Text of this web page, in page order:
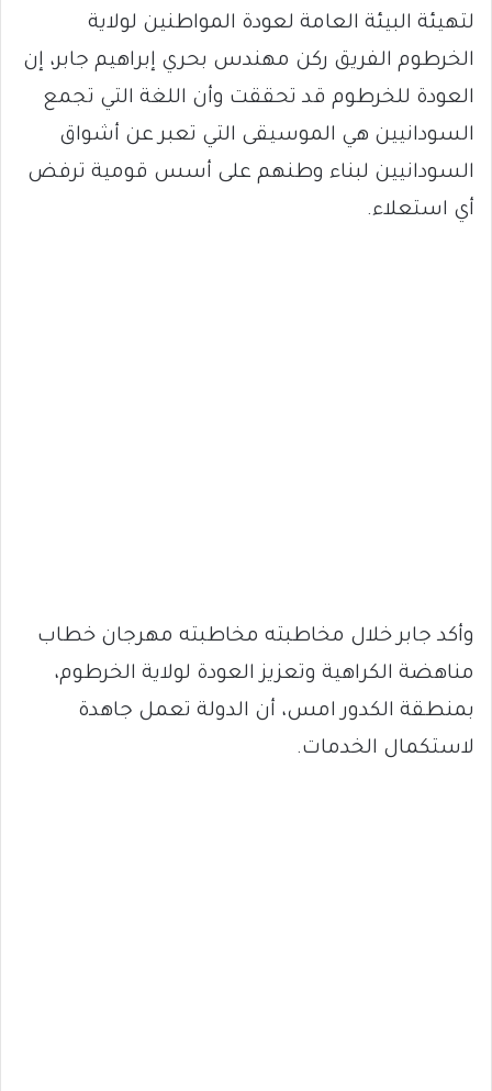
لتهيئة البيئة العامة لعودة المواطنين لولاية
الخرطوم الفريق ركن مهندس بحري إبراهيم جابر، إن
العودة للخرطوم قد تحققت وأن اللغة التي تجمع
السودانيين هي الموسيقى التي تعبر عن أشواق
السودانيين لبناء وطنهم على أسس قومية ترفض
أي استعلاء.
وأكد جابر خلال مخاطبته مخاطبته مهرجان خطاب
مناهضة الكراهية وتعزيز العودة لولاية الخرطوم،
بمنطقة الكدور امس، أن الدولة تعمل جاهدة
لاستكمال الخدمات.